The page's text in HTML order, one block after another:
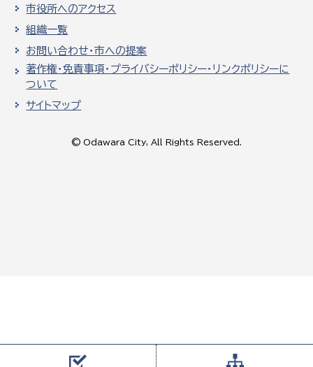
市役所へのアクセス
組織一覧
お問い合わせ・市への提案
著作権・免責事項・プライバシーポリシー・リンクポリシーに
ついて
サイトマップ
© Odawara City, All Rights Reserved.